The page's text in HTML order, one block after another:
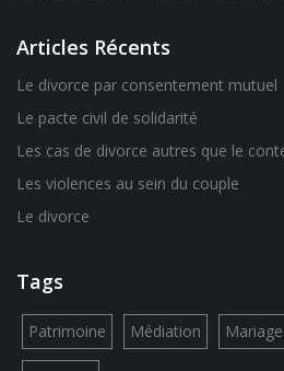
Articles Récents
Le divorce par consentement mutuel
Le pacte civil de solidarité
Les cas de divorce autres que le
Les violences au sein du couple
Le divorce
Tags
Patrimoine Médiation Mariage